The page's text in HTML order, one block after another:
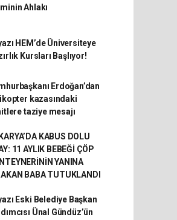
Ahlakı
HEM’de Üniversiteye
Kursları Başlıyor!
Erdoğan’dan
kazasındaki
taziye mesajı
KABUS DOLU
11 AYLIK BEBEĞİ ÇÖP
YANINA
BABA TUTUKLANDI
Eski Belediye Başkan
Ünal Gündüz’ün